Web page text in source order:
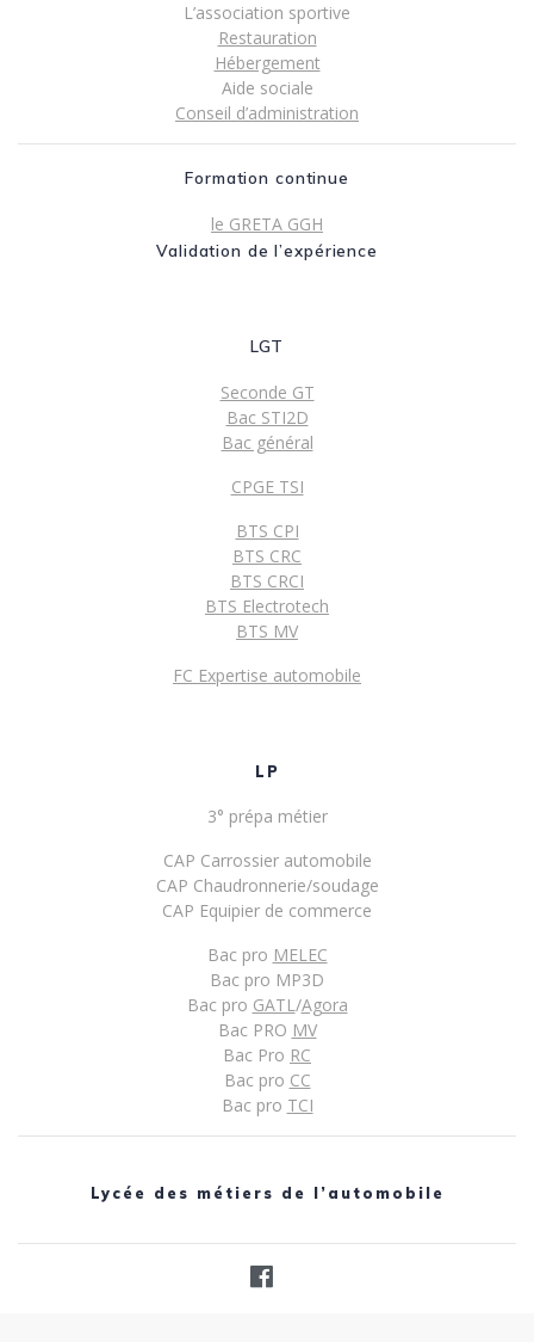
L’association sportive
Restauration
Hébergement
Aide sociale
Conseil d’administration
Formation continue
le GRETA GGH
Validation de l’expérience
LGT
Seconde GT
Bac STI2D
Bac général
CPGE TSI
BTS CPI
BTS CRC
BTS CRCI
BTS Electrotech
BTS MV
FC Expertise automobile
LP
3° prépa métier
CAP Carrossier automobile
CAP Chaudronnerie/soudage
CAP Equipier de commerce
Bac pro MELEC
Bac pro MP3D
Bac pro GATL/Agora
Bac PRO MV
Bac Pro RC
Bac pro CC
Bac pro TCI
Lycée des métiers de l’automobile